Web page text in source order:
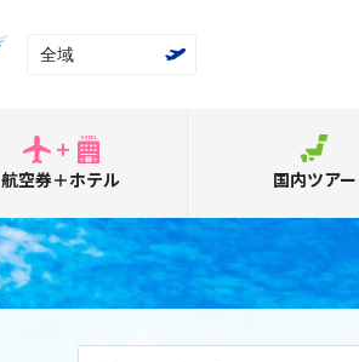
全域
航空券＋ホテル 国内ツアー